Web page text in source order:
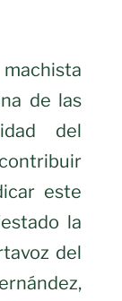
de las
del
este
la
del